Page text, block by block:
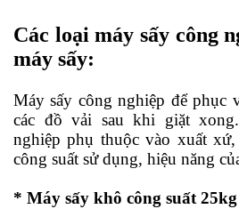
Các loại máy sấy công
máy sấy:
Máy sấy công nghiệp để phục
các đồ vải sau khi giặt
nghiệp phụ thuộc vào xuất
công suất sử dụng, hiệu năng
* Máy sấy khô công suất 25kg